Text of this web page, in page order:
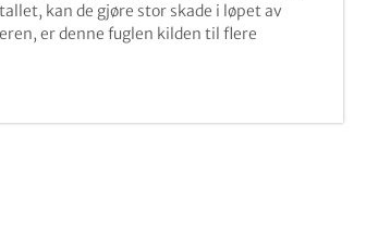
kan de gjøre stor skade i løpet av
er denne fuglen kilden til flere